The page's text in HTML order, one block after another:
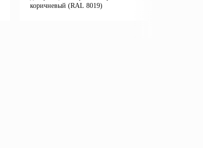
коричневый (RAL 8019)